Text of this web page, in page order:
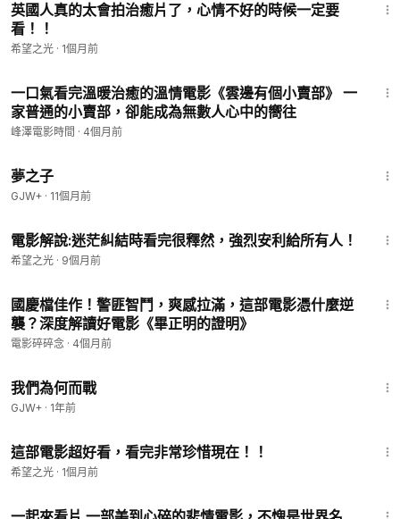
英國人真的太會拍治癒片了，心情不好的時候一定要
看！！
希望之光 · 1個月前
一口氣看完溫暖治癒的溫情電影《雲邊有個小賣部》 一
家普通的小賣部，卻能成為無數人心中的嚮往
峰澤電影時間 · 4個月前
夢之子
GJW+ · 11個月前
電影解說:迷茫糾結時看完很釋然，強烈安利給所有人！
希望之光 · 9個月前
國慶檔佳作！警匪智鬥，爽感拉滿，這部電影憑什麼逆
襲？深度解讀好電影《畢正明的證明》
電影碎碎念 · 4個月前
我們為何而戰
GJW+ · 1年前
這部電影超好看，看完非常珍惜現在！！
希望之光 · 1個月前